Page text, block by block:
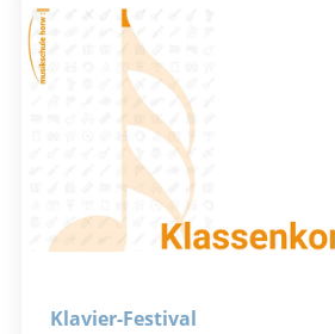
Klavier-Festival